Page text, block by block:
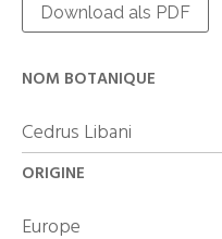
Download als PDF
NOM BOTANIQUE
Cedrus Libani
ORIGINE
Europe